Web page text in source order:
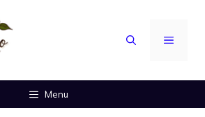
MENU
Menu